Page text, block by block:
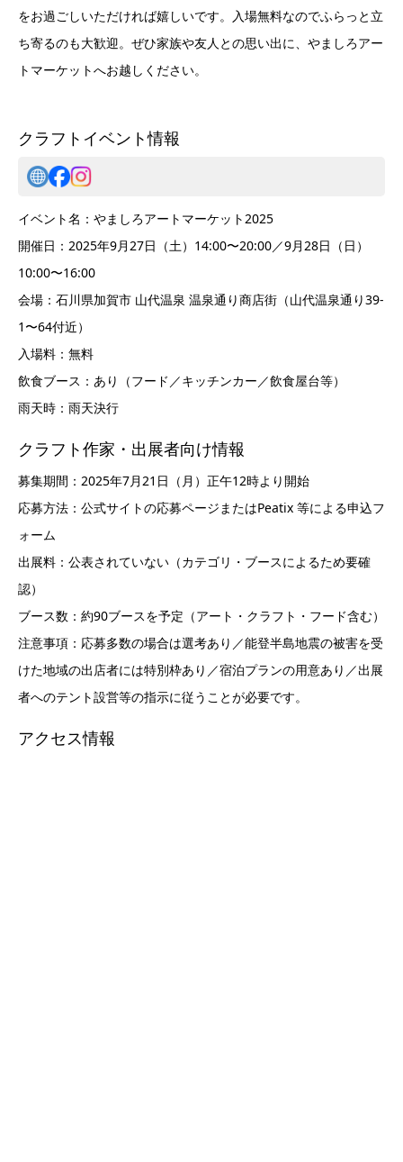
をお過ごしいただければ嬉しいです。入場無料なのでふらっと立
ち寄るのも大歓迎。ぜひ家族や友人との思い出に、やましろアー
トマーケットへお越しください。
クラフトイベント情報
イベント名：やましろアートマーケット2025
開催日：2025年9月27日（土）14:00〜20:00／9月28日（日）
10:00〜16:00
会場：石川県加賀市 山代温泉 温泉通り商店街（山代温泉通り39-
1〜64付近）
入場料：無料
飲食ブース：あり（フード／キッチンカー／飲食屋台等）
雨天時：雨天決行
クラフト作家・出展者向け情報
募集期間：2025年7月21日（月）正午12時より開始
応募方法：公式サイトの応募ページまたはPeatix 等による申込フ
ォーム
出展料：公表されていない（カテゴリ・ブースによるため要確
認）
ブース数：約90ブースを予定（アート・クラフト・フード含む）
注意事項：応募多数の場合は選考あり／能登半島地震の被害を受
けた地域の出店者には特別枠あり／宿泊プランの用意あり／出展
者へのテント設営等の指示に従うことが必要です。
アクセス情報